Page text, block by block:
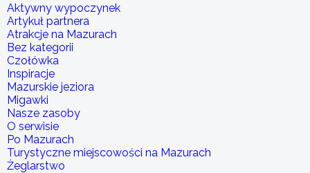
Aktywny wypoczynek
Artykuł partnera
Atrakcje na Mazurach
Bez kategorii
Czołówka
Inspiracje
Mazurskie jeziora
Migawki
Nasze zasoby
O serwisie
Po Mazurach
Turystyczne miejscowości na Mazurach
Żeglarstwo